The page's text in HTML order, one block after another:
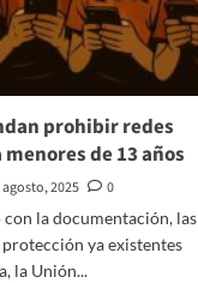
prohibir redes
de 13 años
agosto, 2025
0
con la documentación, las
protección ya existentes
la Unión...